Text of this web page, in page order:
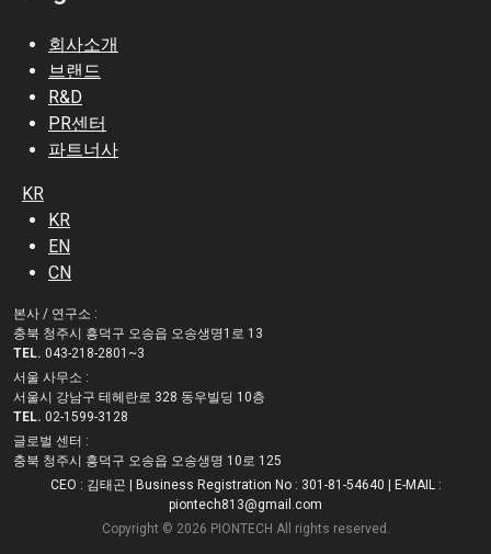
회사소개
브랜드
R&D
PR센터
파트너사
KR
KR
EN
CN
본사 / 연구소 :
충북 청주시 흥덕구 오송읍 오송생명1로 13
TEL. 043-218-2801~3
서울 사무소 :
서울시 강남구 테헤란로 328 동우빌딩 10층
TEL. 02-1599-3128
글로벌 센터 :
충북 청주시 흥덕구 오송읍 오송생명 10로 125
CEO : 김태곤 | Business Registration No : 301-81-54640 | E-MAIL :
piontech813@gmail.com
Copyright © 2026 PIONTECH All rights reserved.